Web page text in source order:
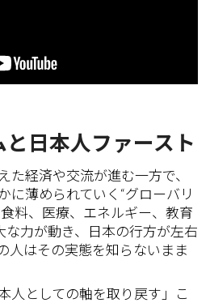
⽇本⼈ファースト
た経済や交流が進む一方で、
に薄められていく“グローバリ
料、医療、エネルギー、教育
力が動き、日本の行方が左右
人はその実態を知らないまま
人としての軸を取り戻す」こ